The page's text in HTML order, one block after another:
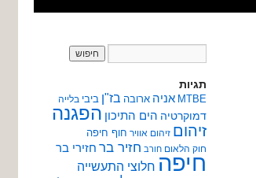
תגיות
MTBE אניה ארובה בז"ן ביבי בלייה
דמוקרטיה הים התיכון הפגנה
זיהום זיהום אוויר חוף חיפה
חוק הלאום חורב חזיר בר חזירי בר
חיפה חלוצי התעשייה